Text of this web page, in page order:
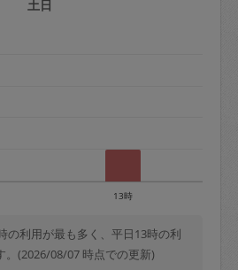
金の設定について：
土日
13時
の利用が最も多く、平日13時の利
。(2026/08/07 時点での更新)